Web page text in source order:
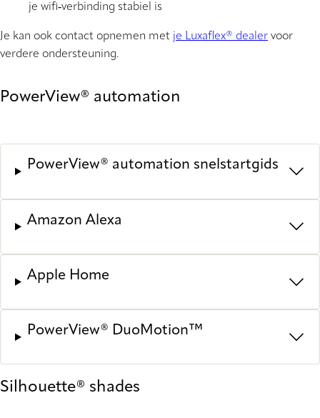
je wifi‑verbinding stabiel is
Je kan ook contact opnemen met je Luxaflex® dealer voor
verdere ondersteuning.
PowerView® automation
PowerView® automation snelstartgids
Amazon Alexa
Apple Home
PowerView® DuoMotion™
Silhouette® shades